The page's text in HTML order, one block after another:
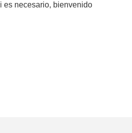
es necesario, bienvenido